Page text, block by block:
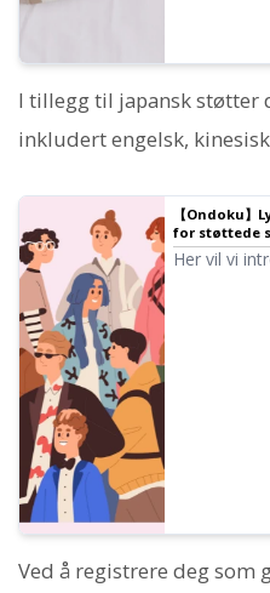
I tillegg til japansk støtter
inkludert engelsk,
【Ondoku
for støttede
Ondoku
Her vil vi
Ved å registrere deg som